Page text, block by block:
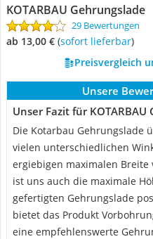
KOTARBAU Gehrungslade
29 Bewertungen
ab 13,00 € ( Sofort lieferbar)
Preisvergleich
Unsere
Unser Fazit für KOTARBAU
Die Kotarbau Gehrungslade
vielen unterschiedlichen
ergiebigen maximalen
ist uns auch die maximale
gefertigten Gehrungslade
bietet das Produkt
eine empfehlenswerte